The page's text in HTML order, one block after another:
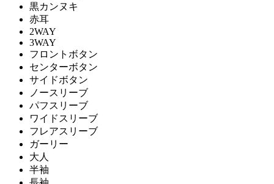
黒カンヌキ
赤耳
2WAY
3WAY
フロントボタン
センターボタン
サイドボタン
ノースリーブ
パフスリーブ
ワイドスリーブ
フレアスリーブ
ガーリー
大人
半袖